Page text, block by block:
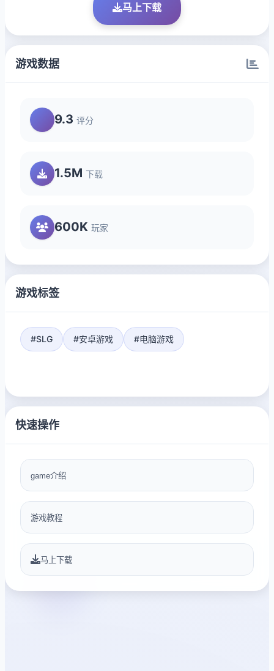
马上下载
游戏数据
9.3 评分
1.5M 下载
600K 玩家
游戏标签
#SLG #安卓游戏 #电脑游戏
快速操作
game介绍
游戏教程
马上下载